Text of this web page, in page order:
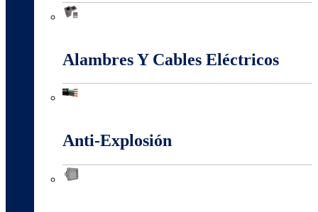
Alambres Y Cables Eléctricos
Anti-Explosión